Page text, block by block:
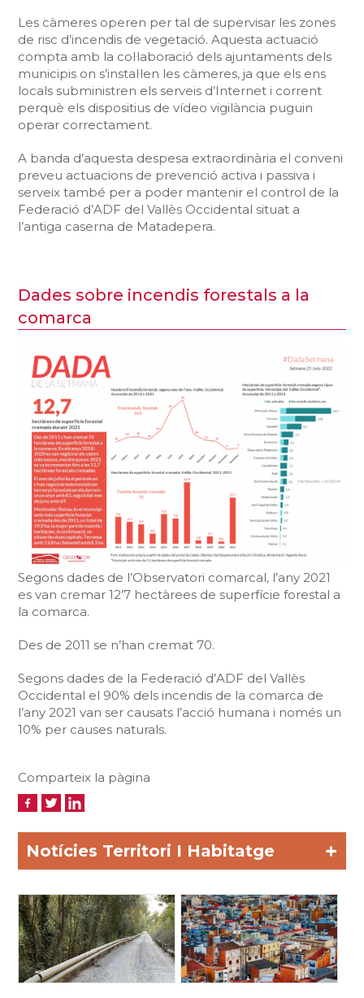
Les càmeres operen per tal de supervisar les zones
de risc d’incendis de vegetació. Aquesta actuació
compta amb la col·laboració dels ajuntaments dels
municipis on s’instal·len les càmeres, ja que els ens
locals subministren els serveis d’Internet i corrent
perquè els dispositius de vídeo vigilància puguin
operar correctament.
A banda d’aquesta despesa extraordinària el conveni
preveu actuacions de prevenció activa i passiva i
serveix també per a poder mantenir el control de la
Federació d’ADF del Vallès Occidental situat a
l’antiga caserna de Matadepera.
Dades sobre incendis forestals a la
comarca
Segons dades de l’Observatori comarcal, l’any 2021
es van cremar 12’7 hectàrees de superfície forestal a
la comarca.
Des de 2011 se n’han cremat 70.
Segons dades de la Federació d’ADF del Vallès
Occidental el 90% dels incendis de la comarca de
l’any 2021 van ser causats l’acció humana i només un
10% per causes naturals.
Comparteix la pàgina
Notícies Territori I Habitatge +